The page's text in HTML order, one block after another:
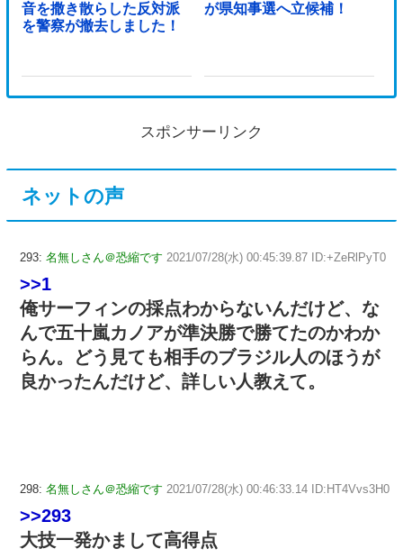
音を撒き散らした反対派
を警察が撤去しました！
が県知事選へ立候補！
スポンサーリンク
ネットの声
293: 名無しさん＠恐縮です 2021/07/28(水) 00:45:39.87 ID:+ZeRlPyT0
>>1
俺サーフィンの採点わからないんだけど、な
んで五十嵐カノアが準決勝で勝てたのかわか
らん。どう見ても相手のブラジル人のほうが
良かったんだけど、詳しい人教えて。
298: 名無しさん＠恐縮です 2021/07/28(水) 00:46:33.14 ID:HT4Vvs3H0
>>293
大技一発かまして高得点